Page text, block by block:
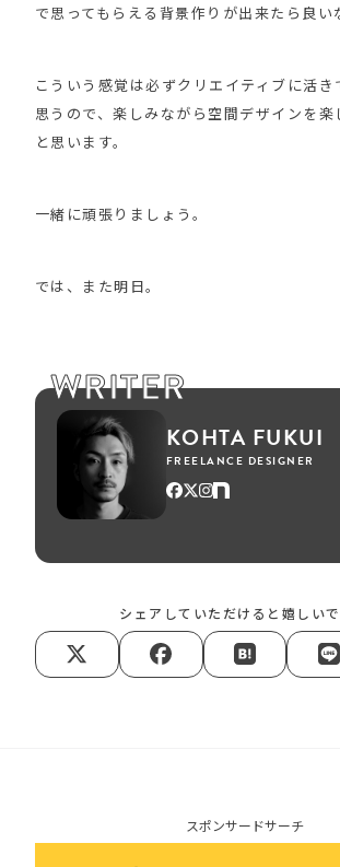
で思ってもらえる背景作りが出来たら良い
こういう感覚は必ずクリエイティブに活き
思うので、楽しみながら空間デザインを楽
と思います。
一緒に頑張りましょう。
では、また明日。
WRITER
KOHTA FUKUI
FREELANCE DESIGNER
シェアしていただけると嬉しいで
スポンサードサーチ